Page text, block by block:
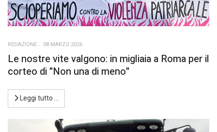
REDAZIONE 08 MARZO 2026
Le nostre vite valgono: in migliaia a Roma per il
corteo di "Non una di meno"
Leggi tutto …